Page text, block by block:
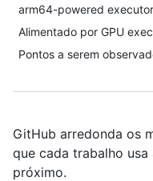
arm64-powered
Alimentado por GPU
Pontos a serem
GitHub arredonda os
que cada trabalho
próximo.